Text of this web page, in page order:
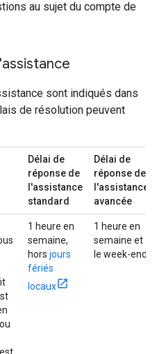
au sujet du compte de
sont indiqués dans
de résolution peuvent
Délai de
réponse de
l'assistance
standard
Délai de
réponse de
l'assistance
avancée
1 heure en
semaine,
hors jours
fériés
locaux
1 heure en
semaine et
le week-end